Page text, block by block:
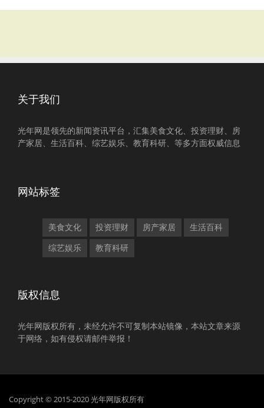
关于我们
光年网是领先的新闻资讯平台，汇集美食文化、投资理财、房
产家居、生活百科、综艺娱乐、教育科研、等多方面权威信息
网站标签
美食文化 投资理财 房产家居 生活百科
综艺娱乐 教育科研
版权信息
光年网版权所有，未经允许不可复制本站镜像，本站文章来源
于网络，如有侵权请邮件举报！
Copyright © 2015-2020 光年网版权所有